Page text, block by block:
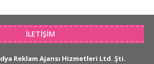
İLETIŞIM
Reklam Ajansı Hizmetleri Ltd. Şti.